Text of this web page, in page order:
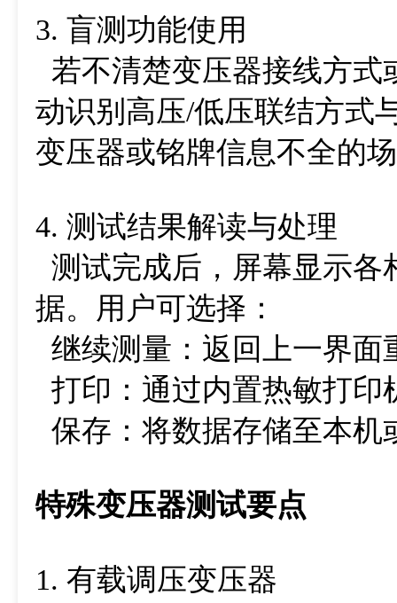
3. 盲测功能使用
若不清楚变压器接线方式
动识别高压/低压联结方式
变压器或铭牌信息不全的
4. 测试结果解读与处理
测试完成后，屏幕显示各
据。用户可选择：
继续测量：返回上一界面
打印：通过内置热敏打印
保存：将数据存储至本机
特殊变压器测试要点
1. 有载调压变压器